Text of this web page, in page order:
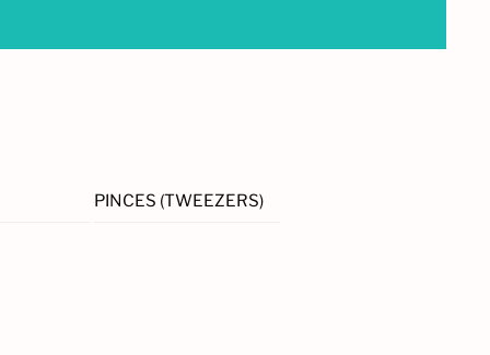
PINCES (TWEEZERS)